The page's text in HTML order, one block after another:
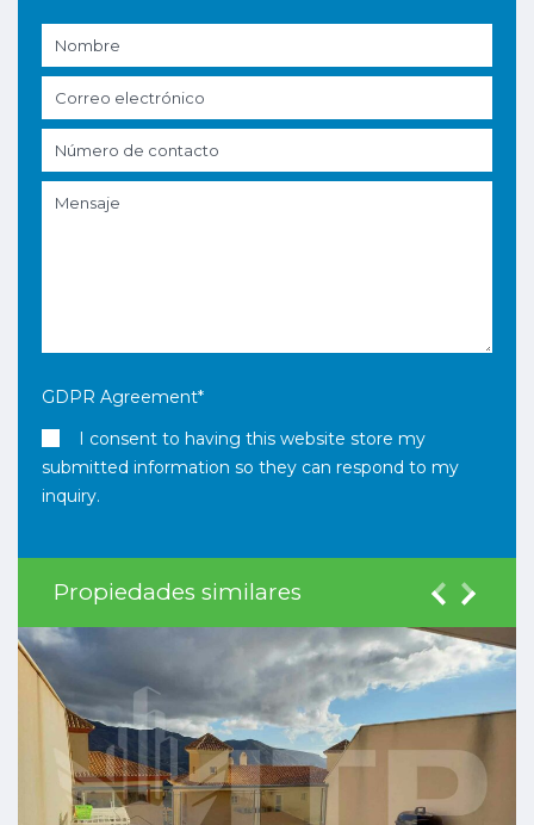
GDPR Agreement*
I consent to having this website store my
submitted information so they can respond to my
inquiry.
Propiedades similares